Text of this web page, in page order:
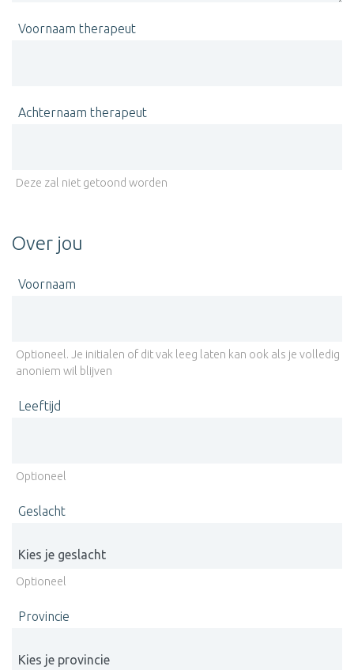
Voornaam therapeut
Achternaam therapeut
Deze zal niet getoond worden
Over jou
Voornaam
Optioneel. Je initialen of dit vak leeg laten kan ook als je volledig
anoniem wil blijven
Leeftijd
Optioneel
Geslacht
Optioneel
Provincie